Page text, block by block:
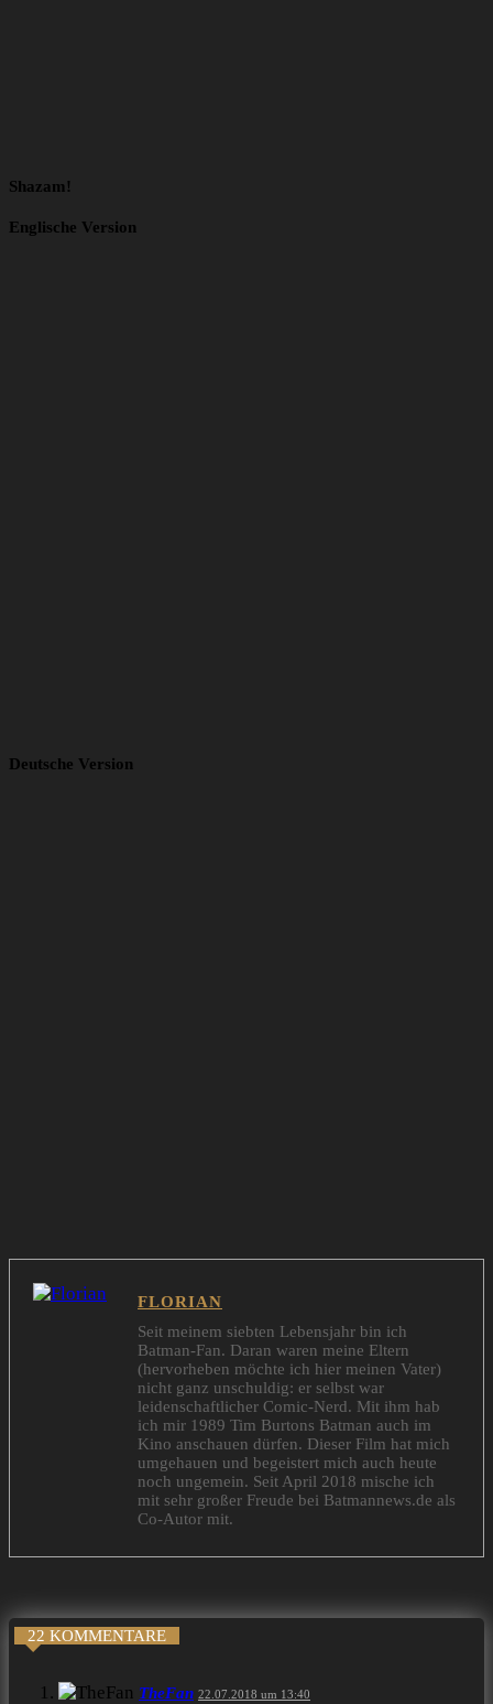
Shazam!
Englische Version
Deutsche Version
FLORIAN
Seit meinem siebten Lebensjahr bin ich
Batman-Fan. Daran waren meine Eltern
(hervorheben möchte ich hier meinen Vater)
nicht ganz unschuldig: er selbst war
leidenschaftlicher Comic-Nerd. Mit ihm hab
ich mir 1989 Tim Burtons Batman auch im
Kino anschauen dürfen. Dieser Film hat mich
umgehauen und begeistert mich auch heute
noch ungemein. Seit April 2018 mische ich
mit sehr großer Freude bei Batmannews.de als
Co-Autor mit.
22 KOMMENTARE
TheFan 22.07.2018 um 13:40